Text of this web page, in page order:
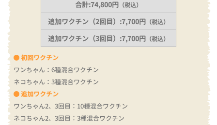
初回ワクチン
ワンちゃん：6種混合ワクチン
ネコちゃん：3種混合ワクチン
追加ワクチン
ワンちゃん2、3回目：10種混合ワクチン
ネコちゃん2、3回目：3種混合ワクチン
合計:74,800円 （税込）
追加ワクチン（2回目）:7,700円 （税込）
追加ワクチン（3回目）:7,700円 （税込）